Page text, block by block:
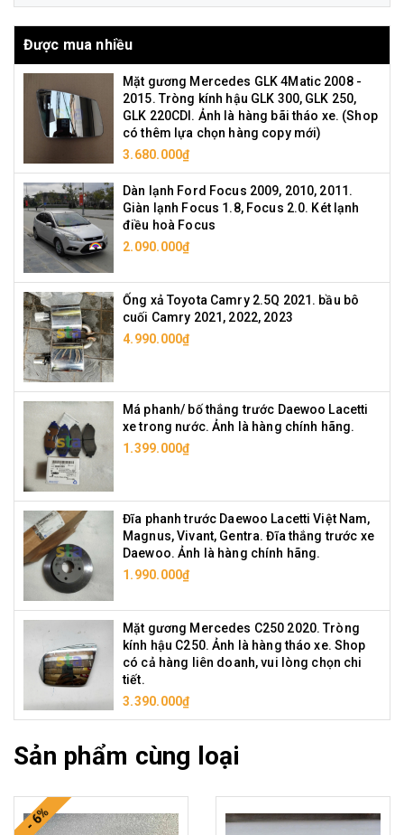
Được mua nhiều
Mặt gương Mercedes GLK 4Matic 2008 -
2015. Tròng kính hậu GLK 300, GLK 250,
GLK 220CDI. Ảnh là hàng bãi tháo xe. (Shop
có thêm lựa chọn hàng copy mới)
3.680.000₫
Dàn lạnh Ford Focus 2009, 2010, 2011.
Giàn lạnh Focus 1.8, Focus 2.0. Két lạnh
điều hoà Focus
2.090.000₫
Ống xả Toyota Camry 2.5Q 2021. bầu bô
cuối Camry 2021, 2022, 2023
4.990.000₫
Má phanh/ bố thắng trước Daewoo Lacetti
xe trong nước. Ảnh là hàng chính hãng.
1.399.000₫
Đĩa phanh trước Daewoo Lacetti Việt Nam,
Magnus, Vivant, Gentra. Đĩa thắng trước xe
Daewoo. Ảnh là hàng chính hãng.
1.990.000₫
Mặt gương Mercedes C250 2020. Tròng
kính hậu C250. Ảnh là hàng tháo xe. Shop
có cả hàng liên doanh, vui lòng chọn chi
tiết.
3.390.000₫
Sản phẩm cùng loại
- 6%